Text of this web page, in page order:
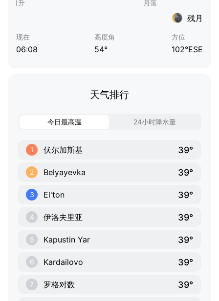
残月
现在
06:08
高度角
54°
方位
102°ESE
天气排行
今日最高温 24小时降水量
1 伏尔加斯基 39°
2 Belyayevka 39°
3 El'ton 39°
4 伊洛夫里亚 39°
5 Kapustin Yar 39°
6 Kardailovo 39°
7 罗格对数 39°